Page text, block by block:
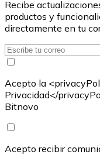
Recibe
productos y
directamente en tu
Acepto la
Privacidad</
Bitnovo
Acepto recibir